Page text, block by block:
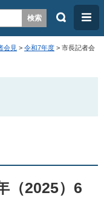
検
メ
ニ
ュ
会見 > 令和7年度 > 市長記者会
（2025）6